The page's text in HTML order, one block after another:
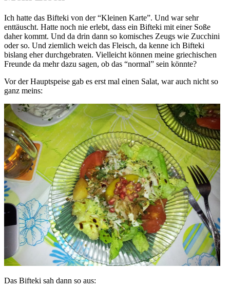
Ich hatte das Bifteki von der “Kleinen Karte”. Und war sehr
enttäuscht. Hatte noch nie erlebt, dass ein Bifteki mit einer Soße
daher kommt. Und da drin dann so komisches Zeugs wie Zucchini
oder so. Und ziemlich weich das Fleisch, da kenne ich Bifteki
bislang eher durchgebraten. Vielleicht können meine griechischen
Freunde da mehr dazu sagen, ob das “normal” sein könnte?
Vor der Hauptspeise gab es erst mal einen Salat, war auch nicht so
ganz meins:
Das Bifteki sah dann so aus: